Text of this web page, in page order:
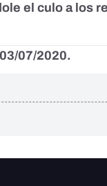
el culo a los
07/2020.